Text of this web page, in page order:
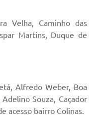
Velha, Caminho das
Martins, Duque de
Alfredo Weber, Boa
Souza, Caçador
acesso bairro Colinas.